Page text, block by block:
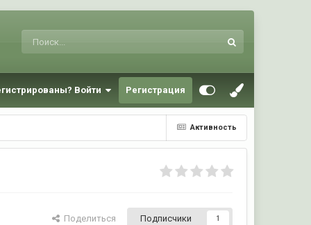
Войти Регистрация
Активность
Поделиться Подписчики 1